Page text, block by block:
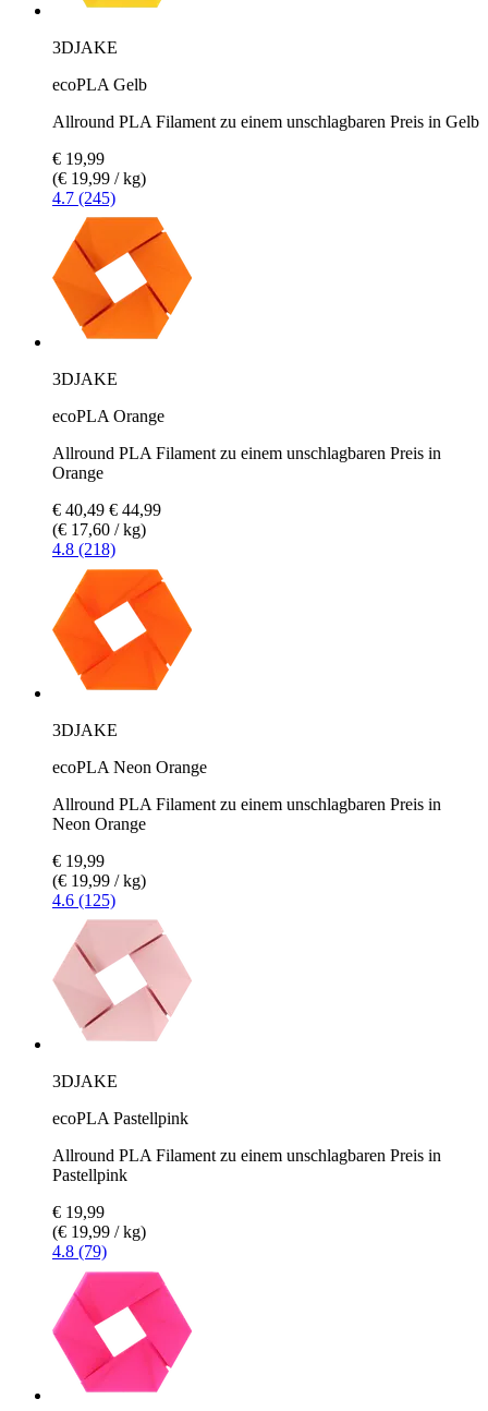
3DJAKE
ecoPLA Gelb
Allround PLA Filament zu einem unschlagbaren Preis in Gelb
€ 19,99
(€ 19,99 / kg)
4.7 (245)
3DJAKE
ecoPLA Orange
Allround PLA Filament zu einem unschlagbaren Preis in
Orange
€ 40,49 € 44,99
(€ 17,60 / kg)
4.8 (218)
3DJAKE
ecoPLA Neon Orange
Allround PLA Filament zu einem unschlagbaren Preis in
Neon Orange
€ 19,99
(€ 19,99 / kg)
4.6 (125)
3DJAKE
ecoPLA Pastellpink
Allround PLA Filament zu einem unschlagbaren Preis in
Pastellpink
€ 19,99
(€ 19,99 / kg)
4.8 (79)